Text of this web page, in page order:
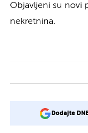
Objavljeni su novi
nekretnina.
Dodajte